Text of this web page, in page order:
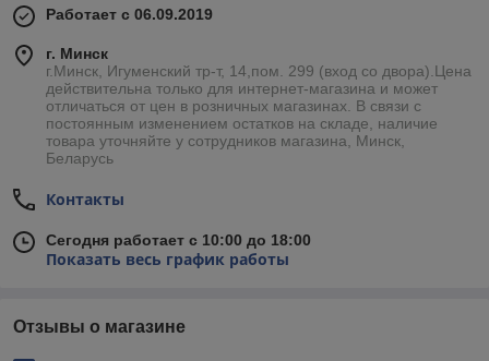
Работает с 06.09.2019
г. Минск
г.Минск, Игуменский тр-т, 14,пом. 299 (вход со двора).Цена
действительна только для интернет-магазина и может
отличаться от цен в розничных магазинах. В связи с
постоянным изменением остатков на складе, наличие
товара уточняйте у сотрудников магазина, Минск,
Беларусь
Контакты
Сегодня работает с 10:00 до 18:00
Показать весь график работы
Отзывы о магазине